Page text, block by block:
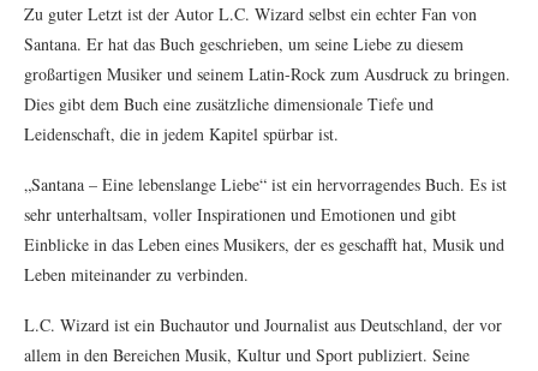
Zu guter Letzt ist der Autor L.C. Wizard selbst ein echter Fan von
Santana. Er hat das Buch geschrieben, um seine Liebe zu diesem
großartigen Musiker und seinem Latin-Rock zum Ausdruck zu bringen.
Dies gibt dem Buch eine zusätzliche dimensionale Tiefe und
Leidenschaft, die in jedem Kapitel spürbar ist.
„Santana – Eine lebenslange Liebe“ ist ein hervorragendes Buch. Es ist
sehr unterhaltsam, voller Inspirationen und Emotionen und gibt
Einblicke in das Leben eines Musikers, der es geschafft hat, Musik und
Leben miteinander zu verbinden.
L.C. Wizard ist ein Buchautor und Journalist aus Deutschland, der vor
allem in den Bereichen Musik, Kultur und Sport publiziert. Seine